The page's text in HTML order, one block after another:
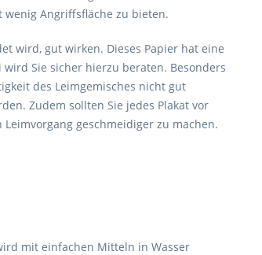
Angriffsfläche zu bieten.
wird, gut wirken. Dieses Papier hat eine
Sie sicher hierzu beraten. Besonders
des Leimgemisches nicht gut
Zudem sollten Sie jedes Plakat vor
geschmeidiger zu machen.
mit einfachen Mitteln in Wasser